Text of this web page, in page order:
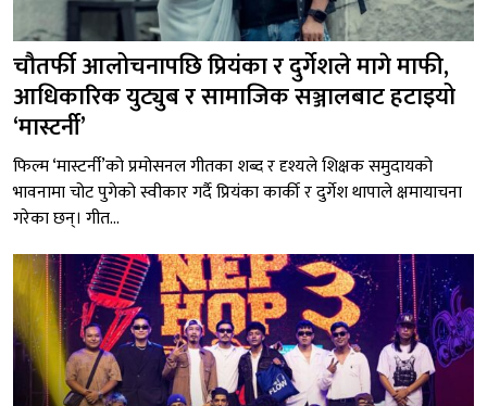
चौतर्फी आलोचनापछि प्रियंका र दुर्गेशले मागे माफी,
आधिकारिक युट्युब र सामाजिक सञ्जालबाट हटाइयो
‘मास्टर्नी’
फिल्म ‘मास्टर्नी’को प्रमोसनल गीतका शब्द र दृश्यले शिक्षक समुदायको
भावनामा चोट पुगेको स्वीकार गर्दै प्रियंका कार्की र दुर्गेश थापाले क्षमायाचना
गरेका छन्। गीत...